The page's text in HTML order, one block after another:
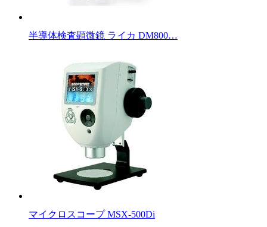
半導体検査顕微鏡 ライカ DM800…
マイクロスコープ MSX‐500Di